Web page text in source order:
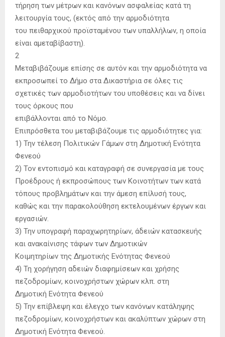
τήρηση των μέτρων και κανόνων ασφαλείας κατά τη
λειτουργία τους, (εκτός από την αρμοδιότητα
του πειθαρχικού προϊσταμένου των υπαλλήλων, η οποία
είναι αμεταβίβαστη).
2
Μεταβιβάζουμε επίσης σε αυτόν και την αρμοδιότητα να
εκπροσωπεί το Δήμο στα Δικαστήρια σε όλες τις
σχετικές των αρμοδιοτήτων του υποθέσεις και να δίνει
τους όρκους που
επιβάλλονται από το Νόμο.
Επιπρόσθετα του μεταβιβάζουμε τις αρμοδιότητες για:
1) Την τέλεση Πολιτικών Γάμων στη Δημοτική Ενότητα
Φενεού
2) Τον εντοπισμό και καταγραφή σε συνεργασία με τους
Προέδρους ή εκπροσώπους των Κοινοτήτων των κατά
τόπους προβλημάτων και την άμεση επίλυσή τους,
καθώς και την παρακολούθηση εκτελουμένων έργων και
εργασιών.
3) Την υπογραφή παραχωρητηρίων, άδειών κατασκευής
και ανακαίνισης τάφων των Δημοτικών
Κοιμητηρίων της Δημοτικής Ενότητας Φενεού
4) Τη χορήγηση αδειών διαφημίσεων και χρήσης
πεζοδρομίων, κοινοχρήστων χώρων κλπ. στη
Δημοτική Ενότητα Φενεού
5) Την επίβλεψη και έλεγχο των κανόνων κατάληψης
πεζοδρομίων, κοινοχρήστων και ακαλύπτων χώρων στη
Δημοτική Ενότητα Φενεού.